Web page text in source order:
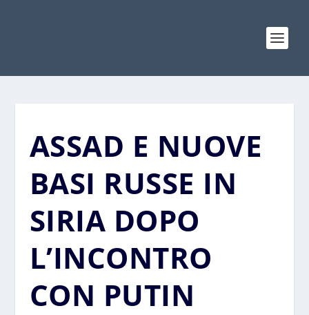
ASSAD E NUOVE
BASI RUSSE IN
SIRIA DOPO
L’INCONTRO
CON PUTIN